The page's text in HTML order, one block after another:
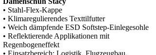
• Stahl-Flex-Kappe
• Klimaregulierendes Texttilfutter
• Weich dämpfende ESD Softstep-Einlegesohle
• Reflektierende Applikationen mit
Regenbogeneffekt
• Einsatzbereich: Logistik, Flugzeugbau,